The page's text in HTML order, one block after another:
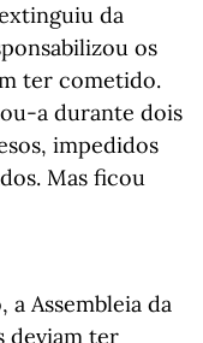
da
os
ter cometido.
a durante dois
impedidos
Mas ficou
a Assembleia da
deviam ter